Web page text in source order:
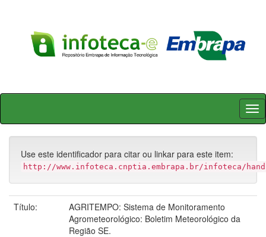
Skip
Use este identificador para citar ou linkar para este item:
http://www.infoteca.cnptia.embrapa.br/infoteca/
Título:
AGRITEMPO: Sistema de Monitoramento
Agrometeorológico: Boletim Meteorológico da
Região SE.